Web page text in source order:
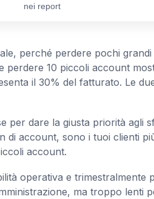
nei report
perché perdere pochi
perdere 10 piccoli account
il 30% del fatturato. Le
per dare la giusta priorità agli
account, sono i tuoi clienti
account.
operativa e trimestralmente
ma troppo lenti